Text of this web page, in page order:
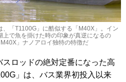
「T1100G」に酷似する「M40X」。イン
上で魚を掛けた時の印象が真逆になるの
」ナノアロイ独特の特徴だ
スロッドの絶対定番になった高
」は、バス業界初投入以来